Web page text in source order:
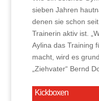
sieben Jahren
denen sie schon
Trainerin aktiv ist.
Aylina das Training
macht, wird es
„Ziehvater“ Bernd
Kickboxen